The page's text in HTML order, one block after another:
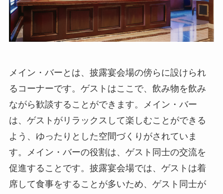
メイン・バーとは、披露宴会場の傍らに設けられ
るコーナーです。ゲストはここで、飲み物を飲み
ながら歓談することができます。メイン・バー
は、ゲストがリラックスして楽しむことができる
よう、ゆったりとした空間づくりがされていま
す。メイン・バーの役割は、ゲスト同士の交流を
促進することです。披露宴会場では、ゲストは着
席して食事をすることが多いため、ゲスト同士が